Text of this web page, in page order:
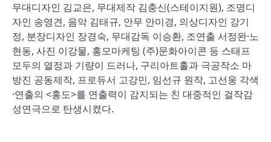
무대디자인 김교은, 무대제작 김충신(스테이지원), 조명디
자인 송영견, 음악 김태규, 안무 안미경, 의상디자인 강기
정, 분장디자인 장경숙, 무대감독 이승환, 조연출 서정완·노
현동, 사진 이강물, 홍모마케팅 (주)문화아이콘 등 스태프
모두의 열정과 기량이 드러나, 구리아트홀과 극공작소 마
방진 공동제작, 프로듀서 고강민, 임선규 원작, 고선웅 각색
·연출의 <홍도>를 연출력이 감지되는 친 대중적인 걸작감
성연극으로 탄생시켰다.